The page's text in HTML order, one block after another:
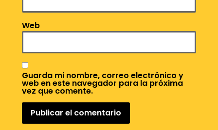
Web
Guarda mi nombre, correo electrónico y
web en este navegador para la próxima
vez que comente.